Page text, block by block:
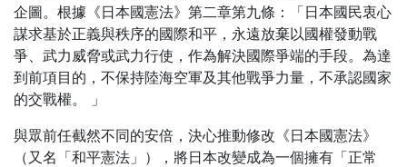
企圖。根據《日本國憲󠄁法》第二章第九條：「日本國民衷心
謀求基於正義與秩序的國際和平，永遠放棄以國權發動戰
爭、武力威脅或武力行使，作為解決國際爭端的手段。為達
到前項目的，不保持陸海空軍及其他戰爭力量，不承認國家
的交戰權。 」
與眾前任截然不同的安倍，決心推動修改《日本國憲󠄁法》
（又名「和平憲法」），將日本改變成為一個擁有「正常